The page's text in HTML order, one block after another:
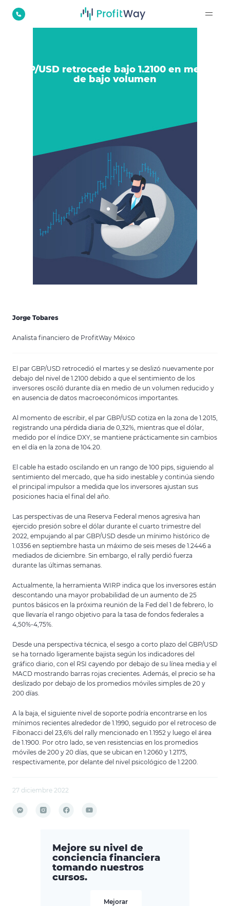
GBP/USD retrocede bajo 1.2100 en medio
de bajo volumen
Jorge Tobares
Analista financiero de ProfitWay México
El par GBP/USD retrocedió el martes y se deslizó nuevamente por
debajo del nivel de 1.2100 debido a que el sentimiento de los
inversores osciló durante día en medio de un volumen reducido y
en ausencia de datos macroeconómicos importantes.
Al momento de escribir, el par GBP/USD cotiza en la zona de 1.2015,
registrando una pérdida diaria de 0,32%, mientras que el dólar,
medido por el índice DXY, se mantiene prácticamente sin cambios
en el día en la zona de 104.20.
El cable ha estado oscilando en un rango de 100 pips, siguiendo al
sentimiento del mercado, que ha sido inestable y continúa siendo
el principal impulsor a medida que los inversores ajustan sus
posiciones hacia el final del año.
Las perspectivas de una Reserva Federal menos agresiva han
ejercido presión sobre el dólar durante el cuarto trimestre del
2022, empujando al par GBP/USD desde un mínimo histórico de
1.0356 en septiembre hasta un máximo de seis meses de 1.2446 a
mediados de diciembre. Sin embargo, el rally perdió fuerza
durante las últimas semanas.
Actualmente, la herramienta WIRP indica que los inversores están
descontando una mayor probabilidad de un aumento de 25
puntos básicos en la próxima reunión de la Fed del 1 de febrero, lo
que llevaría el rango objetivo para la tasa de fondos federales a
4,50%-4,75%.
Desde una perspectiva técnica, el sesgo a corto plazo del GBP/USD
se ha tornado ligeramente bajista según los indicadores del
gráfico diario, con el RSI cayendo por debajo de su línea media y el
MACD mostrando barras rojas crecientes. Además, el precio se ha
deslizado por debajo de los promedios móviles simples de 20 y
200 días.
A la baja, el siguiente nivel de soporte podría encontrarse en los
mínimos recientes alrededor de 1.1990, seguido por el retroceso de
Fibonacci del 23,6% del rally mencionado en 1.1952 y luego el área
de 1.1900. Por otro lado, se ven resistencias en los promedios
móviles de 200 y 20 días, que se ubican en 1.2060 y 1.2175,
respectivamente, por delante del nivel psicológico de 1.2200.
27 diciembre 2022
Mejore su nivel de
conciencia financiera
tomando nuestros
cursos.
Mejorar